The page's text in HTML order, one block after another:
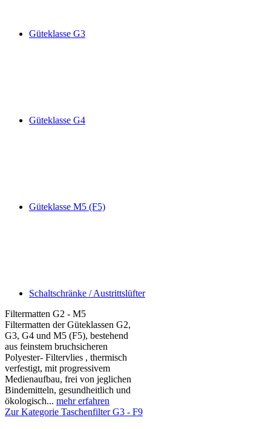
Güteklasse G3
Güteklasse G4
Güteklasse M5 (F5)
Schaltschränke / Austrittslüfter
Filtermatten G2 - M5
Filtermatten der Güteklassen G2,
G3, G4 und M5 (F5), bestehend
aus feinstem bruchsicheren
Polyester- Filtervlies , thermisch
verfestigt, mit progressivem
Medienaufbau, frei von jeglichen
Bindemitteln, gesundheitlich und
ökologisch... mehr erfahren
Zur Kategorie Taschenfilter G3 - F9